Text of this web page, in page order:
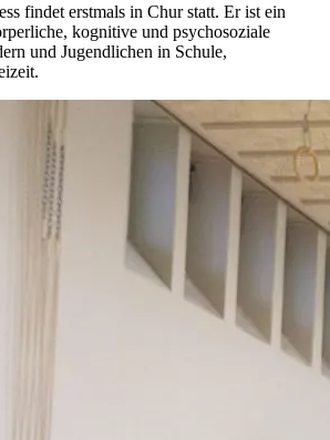
findet erstmals in Chur statt. Er ist ein
kognitive und psychosoziale
und Jugendlichen in Schule,